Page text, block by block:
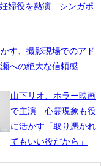
婦役を熱演 シンガポ
す、撮影現場でのアド
への絶大な信頼感
山下リオ、ホラー映画
で主演 心霊現象も役
に活かす「取り憑かれ
てもいい役だから」